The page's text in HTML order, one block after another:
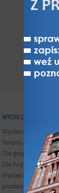
WYCIECZKI
Wycieczki z
Toruniu i okolicach
Dla grup
Dla turystów
Wycieczki dla
przewodnikiem po